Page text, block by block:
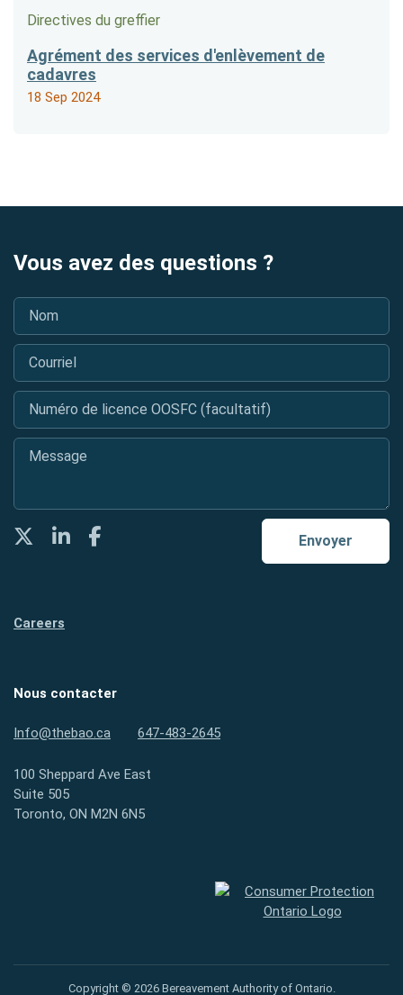
Directives du greffier
Agrément des services d'enlèvement de
cadavres
18 Sep 2024
Vous avez des questions ?
Nom
Courriel
Numéro de licence OOSFC (facultatif)
Message
Envoyer
TwitterLinkedInFacebook
Careers
Nous contacter
Info@thebao.ca 647-483-2645
100 Sheppard Ave East
Suite 505
Toronto, ON M2N 6N5
Protection des
Copyright © 2026 Bereavement Authority of Ontario.